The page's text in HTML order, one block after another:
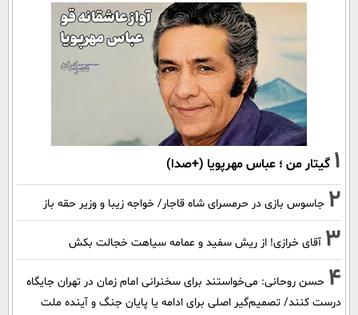
1 گیتار من ؛ عباس مهرپویا (+صدا)
2 جاسوس بازی در حرمسرای شاه قاجار/ خواجه زیبا و وزیر حقه باز
3 آقای خرازی! از ریش سفید و عمامه سیاهت خجالت بکش
4 حسن روحانی: می‌خواستند برای سخنرانی امام زمان در تهران جایگاه
درست کنند/ تصمیم‌گیر اصلی برای ادامه یا پایان جنگ و آینده ملت